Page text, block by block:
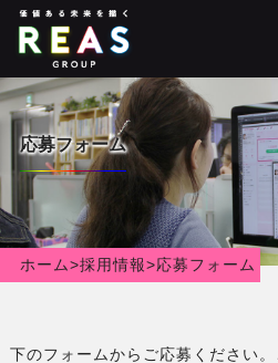
応募フォーム
ホーム>採用情報>応募フォーム
下のフォームからご応募ください